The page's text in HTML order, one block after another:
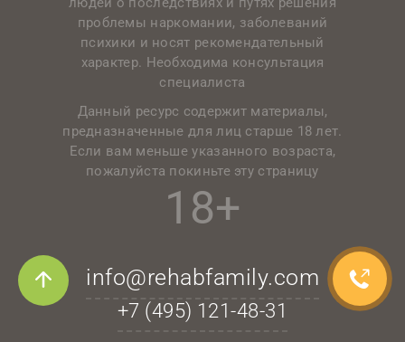
проблемы наркомании, заболеваний
психики и носят рекомендательный
характер. Необходима консультация
специалиста
Данный ресурс содержит материалы,
предназначенные для лиц старше 18 лет.
Если вам меньше указанного возраста,
пожалуйста покиньте эту страницу
18+
info@rehabfamily.com
+7 (495) 121-48-31